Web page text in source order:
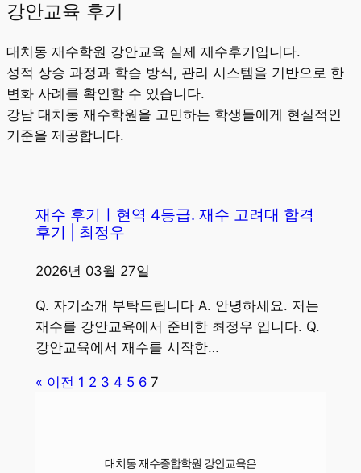
강안교육 후기
대치동 재수학원 강안교육 실제 재수후기입니다.
성적 상승 과정과 학습 방식, 관리 시스템을 기반으로 한
변화 사례를 확인할 수 있습니다.
강남 대치동 재수학원을 고민하는 학생들에게 현실적인
기준을 제공합니다.
재수 후기ㅣ현역 4등급. 재수 고려대 합격
후기 | 최정우
2026년 03월 27일
Q. 자기소개 부탁드립니다 A. 안녕하세요. 저는
재수를 강안교육에서 준비한 최정우 입니다. Q.
강안교육에서 재수를 시작한…
« 이전 1 2 3 4 5 6 7
대치동 재수종합학원 강안교육은